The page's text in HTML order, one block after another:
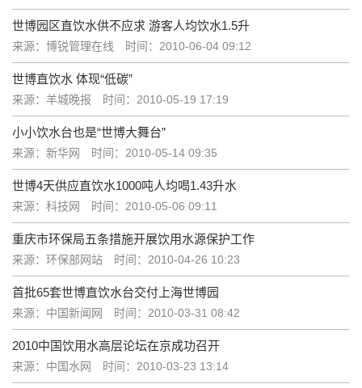
世博园区直饮水供不应求 游客人均饮水1.5升
来源：博锐管理在线 时间：2010-06-04 09:12
世博直饮水 体现“低碳”
来源：羊城晚报 时间：2010-05-19 17:19
小小饮水台也是“世博大舞台”
来源：新华网 时间：2010-05-14 09:35
世博4天供应直饮水1000吨人均喝1.43升水
来源：科技网 时间：2010-05-06 09:11
重庆市环保局五条措施开展饮用水源保护工作
来源：环保部网站 时间：2010-04-26 10:23
首批65套世博直饮水台交付上海世博园
来源：中国新闻网 时间：2010-03-31 08:42
2010中国饮用水高层论坛在京成功召开
来源：中国水网 时间：2010-03-23 13:14